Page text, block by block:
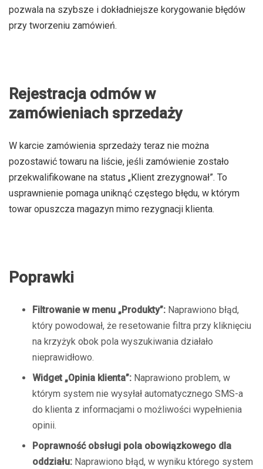
pozwala na szybsze i dokładniejsze korygowanie błędów
przy tworzeniu zamówień.
Rejestracja odmów w
zamówieniach sprzedaży
W karcie zamówienia sprzedaży teraz nie można
pozostawić towaru na liście, jeśli zamówienie zostało
przekwalifikowane na status „Klient zrezygnował”. To
usprawnienie pomaga uniknąć częstego błędu, w którym
towar opuszcza magazyn mimo rezygnacji klienta.
Poprawki
Filtrowanie w menu „Produkty”: Naprawiono błąd,
który powodował, że resetowanie filtra przy kliknięciu
na krzyżyk obok pola wyszukiwania działało
nieprawidłowo.
Widget „Opinia klienta”: Naprawiono problem, w
którym system nie wysyłał automatycznego SMS-a
do klienta z informacjami o możliwości wypełnienia
opinii.
Poprawność obsługi pola obowiązkowego dla
oddziału: Naprawiono błąd, w wyniku którego system